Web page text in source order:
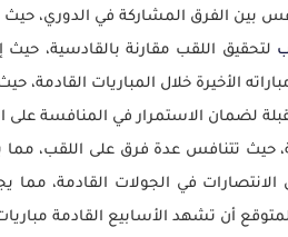
بين الفرق المشاركة في الدوري،
لتحقيق اللقب مقارنة بالقادسية، حيث
الأخيرة خلال المباريات
لضمان الاستمرار في المنافسة على
حيث تتنافس عدة فرق على اللقب،
في الجولات القادمة، مما
أن تشهد الأسابيع القادمة